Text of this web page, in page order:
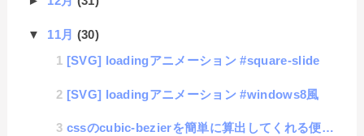
▼ 11月 (30)
[SVG] loadingアニメーション #square-slide
[SVG] loadingアニメーション #windows8風
cssのcubic-bezierを簡単に算出してくれる便利サイト